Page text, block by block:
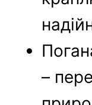
–